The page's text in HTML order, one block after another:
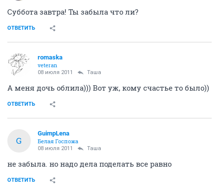
Суббота завтра! Ты забыла что ли?
ОТВЕТИТЬ
romaska
veteran
08 июля 2011 Таша
А меня дочь облила))) Вот уж, кому счастье то было))
ОТВЕТИТЬ
G
GuimpLena
Белая Госпожа
08 июля 2011 Таша
не забыла. но надо дела поделать все равно
ОТВЕТИТЬ